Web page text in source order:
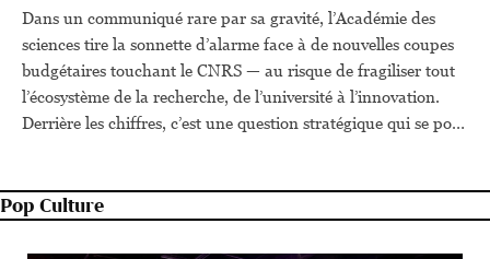
Dans un communiqué rare par sa gravité, l’Académie des
sciences tire la sonnette d’alarme face à de nouvelles coupes
budgétaires touchant le CNRS — au risque de fragiliser tout
l’écosystème de la recherche, de l’université à l’innovation.
Derrière les chiffres, c’est une question stratégique qui se pose
a choisi de relayer l'intégralité du communiqué de l'Académie
des sciences :
Pop Culture